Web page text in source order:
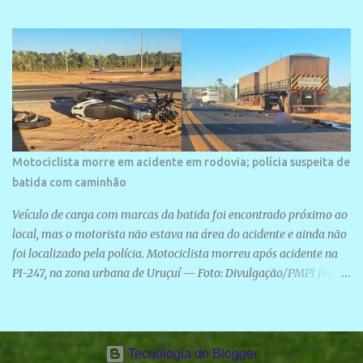
Motociclista morre em acidente em rodovia; polícia suspeita de
batida com caminhão
Veículo de carga com marcas da batida foi encontrado próximo ao
local, mas o motorista não estava na área do acidente e ainda não
foi localizado pela polícia. Motociclista morreu após acidente na
PI-247, na zona urbana de Uruçuí — Foto: Divulgação/PMPI João
A Polícia Militar informou que um caminhão com marcas de
colisão foi encontrado próximo ao local. Segundo o 10º Batalhão
Tecnologia do Blogger